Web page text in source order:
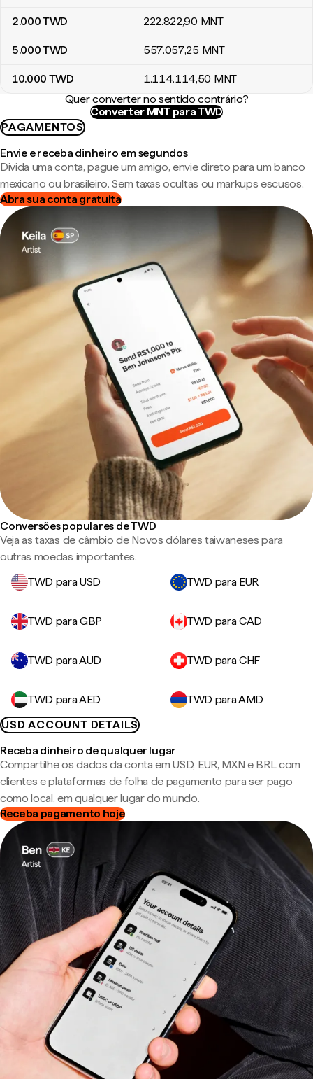
2.000TWD 222.822,90 MNT
5.000TWD 557.057,25 MNT
10.000 TWD 1.114.114,50 MNT
Quer converter no sentido contrário?
Converter MNT para TWD
PAGAMENTOS
Envie e receba dinheiro em segundos
Divida uma conta, pague um amigo, envie direto para um banco
mexicano ou brasileiro. Sem taxas ocultas ou markups escusos.
Abra sua conta gratuita
Conversões populares de TWD
Veja as taxas de câmbio de Novos dólares taiwaneses para
outras moedas importantes.
TWD para USD
TWD para EUR
TWD para GBP TWD para CAD
TWD para AUD TWD para CHF
TWD para AED
TWD para AMD
USD ACCOUNT DETAILS
Receba dinheiro de qualquer lugar
Compartilhe os dados da conta em USD, EUR, MXN e BRL com
clientes e plataformas de folha de pagamento para ser pago
como local, em qualquer lugar do mundo.
Receba pagamento hoje